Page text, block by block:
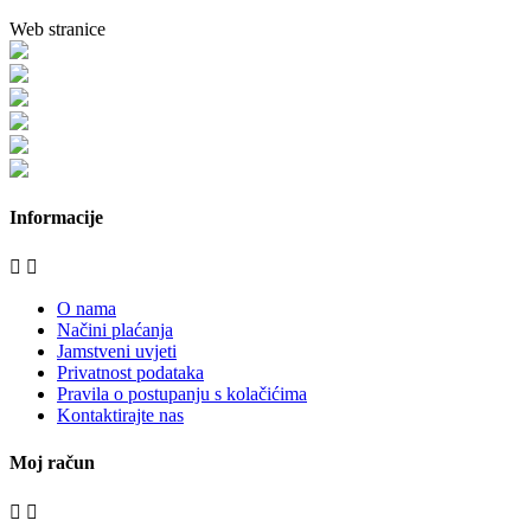
Web stranice
Informacije
 
O nama
Načini plaćanja
Jamstveni uvjeti
Privatnost podataka
Pravila o postupanju s kolačićima
Kontaktirajte nas
Moj račun
 